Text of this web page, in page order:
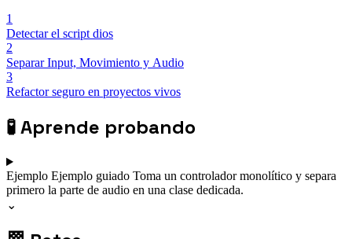
1
Detectar el script dios
2
Separar Input, Movimiento y Audio
3
Refactor seguro en proyectos vivos
🧪Aprende probando
Ejemplo Ejemplo guiado Toma un controlador monolítico y separa
primero la parte de audio en una clase dedicada.
⌄